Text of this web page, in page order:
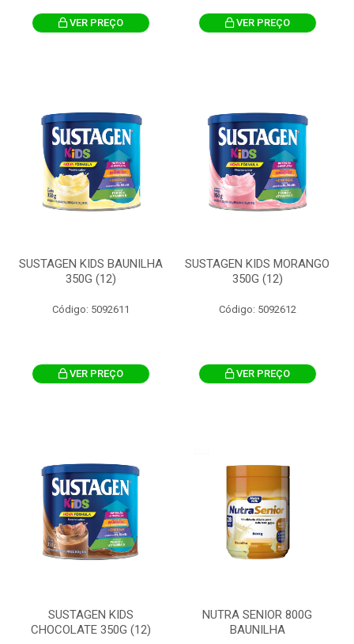
VER PREÇO VER PREÇO
SUSTAGEN KIDS BAUNILHA
350G (12)
Código: 5092611
VER PREÇO
SUSTAGEN KIDS MORANGO
350G (12)
Código: 5092612
VER PREÇO
SUSTAGEN KIDS
CHOCOLATE 350G (12)
NUTRA SENIOR 800G
BAUNILHA